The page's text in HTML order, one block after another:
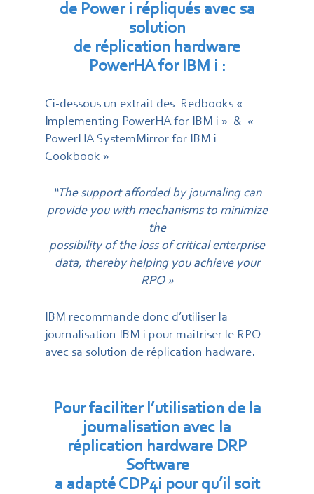
de Power i répliqués avec sa
solution
de réplication hardware
PowerHA for IBM i :
Ci-dessous un extrait des Redbooks «
Implementing PowerHA for IBM i » & «
PowerHA SystemMirror for IBM i
Cookbook »
“The support afforded by journaling can
provide you with mechanisms to minimize
the
possibility of the loss of critical enterprise
data, thereby helping you achieve your
RPO »
IBM recommande donc d’utiliser la
journalisation IBM i pour maitriser le RPO
avec sa solution de réplication hadware.
Pour faciliter l’utilisation de la
journalisation avec la
réplication hardware DRP
Software
a adapté CDP4i pour qu’il soit